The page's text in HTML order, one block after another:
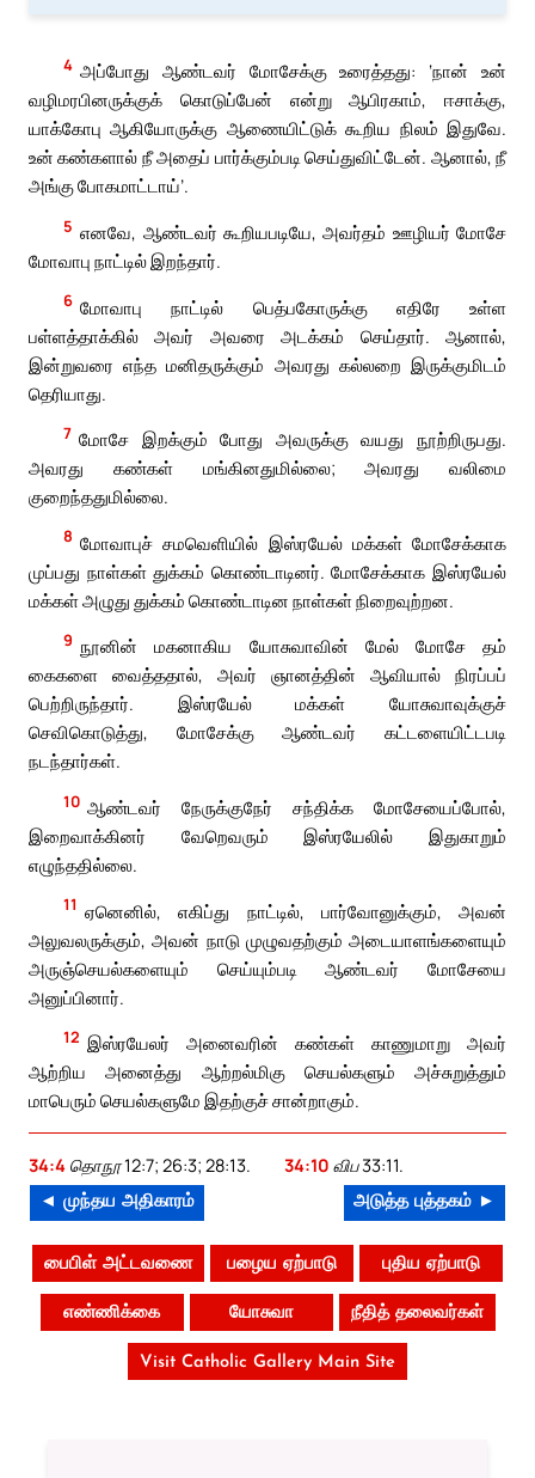
4 அப்போது ஆண்டவர் மோசேக்கு உரைத்தது: ‘நான் உன்
வழிமரபினருக்குக் கொடுப்பேன் என்று ஆபிரகாம், ஈசாக்கு,
யாக்கோபு ஆகியோருக்கு ஆணையிட்டுக் கூறிய நிலம் இதுவே.
உன் கண்களால் நீ அதைப் பார்க்கும்படி செய்துவிட்டேன். ஆனால், நீ
அங்கு போகமாட்டாய்’.
5 எனவே, ஆண்டவர் கூறியபடியே, அவர்தம் ஊழியர் மோசே
மோவாபு நாட்டில் இறந்தார்.
6 மோவாபு நாட்டில் பெத்பகோருக்கு எதிரே உள்ள
பள்ளத்தாக்கில் அவர் அவரை அடக்கம் செய்தார். ஆனால்,
இன்றுவரை எந்த மனிதருக்கும் அவரது கல்லறை இருக்குமிடம்
தெரியாது.
7 மோசே இறக்கும் போது அவருக்கு வயது நூற்றிருபது.
அவரது கண்கள் மங்கினதுமில்லை; அவரது வலிமை
குறைந்ததுமில்லை.
8 மோவாபுச் சமவெளியில் இஸ்ரயேல் மக்கள் மோசேக்காக
முப்பது நாள்கள் துக்கம் கொண்டாடினர். மோசேக்காக இஸ்ரயேல்
மக்கள் அழுது துக்கம் கொண்டாடின நாள்கள் நிறைவுற்றன.
9 நூனின் மகனாகிய யோசுவாவின் மேல் மோசே தம்
கைகளை வைத்ததால், அவர் ஞானத்தின் ஆவியால் நிரப்பப்
பெற்றிருந்தார். இஸ்ரயேல் மக்கள் யோசுவாவுக்குச்
செவிகொடுத்து, மோசேக்கு ஆண்டவர் கட்டளையிட்டபடி
நடந்தார்கள்.
10 ஆண்டவர் நேருக்குநேர் சந்திக்க மோசேயைப்போல்,
இறைவாக்கினர் வேறெவரும் இஸ்ரயேலில் இதுகாறும்
எழுந்ததில்லை.
11 ஏனெனில், எகிப்து நாட்டில், பார்வோனுக்கும், அவன்
அலுவலருக்கும், அவன் நாடு முழுவதற்கும் அடையாளங்களையும்
அருஞ்செயல்களையும் செய்யும்படி ஆண்டவர் மோசேயை
அனுப்பினார்.
12 இஸ்ரயேலர் அனைவரின் கண்கள் காணுமாறு அவர்
ஆற்றிய அனைத்து ஆற்றல்மிகு செயல்களும் அச்சுறுத்தும்
மாபெரும் செயல்களுமே இதற்குச் சான்றாகும்.
34:4 தொநூ 12:7; 26:3; 28:13. 34:10 விப 33:11.
◄ முந்தய அதிகாரம் அடுத்த புத்தகம் ►
பைபிள் அட்டவணை பழைய ஏற்பாடு புதிய ஏற்பாடு
எண்ணிக்கை யோசுவா நீதித் தலைவர்கள்
Visit Catholic Gallery Main Site